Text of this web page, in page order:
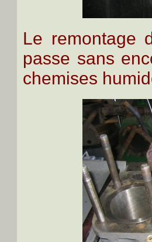
Le remontage
passe sans
chemises